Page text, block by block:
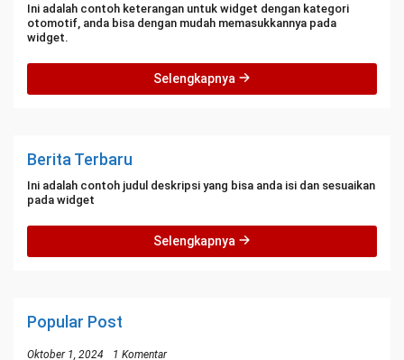
Ini adalah contoh keterangan untuk widget dengan kategori
otomotif, anda bisa dengan mudah memasukkannya pada
widget.
Selengkapnya
Berita Terbaru
Ini adalah contoh judul deskripsi yang bisa anda isi dan sesuaikan
pada widget
Selengkapnya
Popular Post
Oktober 1, 2024 1 Komentar